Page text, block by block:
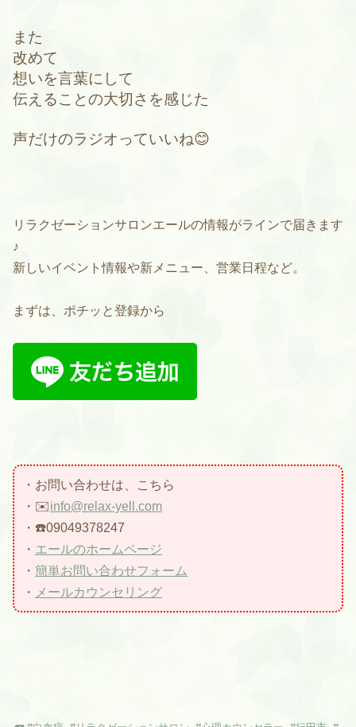
また
改めて
想いを言葉にして
伝えることの大切さを感じた
声だけのラジオっていいね😊
リラクゼーションサロンエールの情報がラインで届きます
♪
新しいイベント情報や新メニュー、営業日程など。
まずは、ポチッと登録から
・お問い合わせは、こちら
・✉️info@relax-yell.com
・☎️09049378247
・ エールのホームページ
・ 簡単お問い合わせフォーム
・ メールカウンセリング